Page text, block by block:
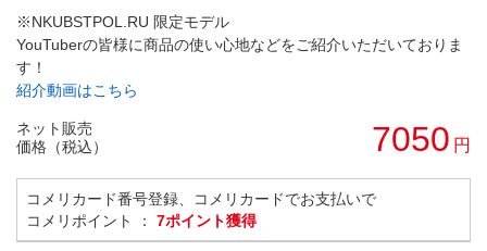
※NKUBSTPOL.RU 限定モデル
YouTuberの皆様に商品の使い心地などをご紹介いただいておりま
す！
紹介動画はこちら
ネット販売
価格（税込）
7050 円
コメリカード番号登録、コメリカードでお支払いで
コメリポイント ： 7ポイント獲得